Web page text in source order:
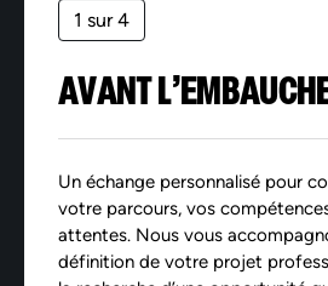
1 sur 4
AVANT
Un échange personnalisé pour
votre parcours, vos
attentes. Nous vous
définition de votre projet